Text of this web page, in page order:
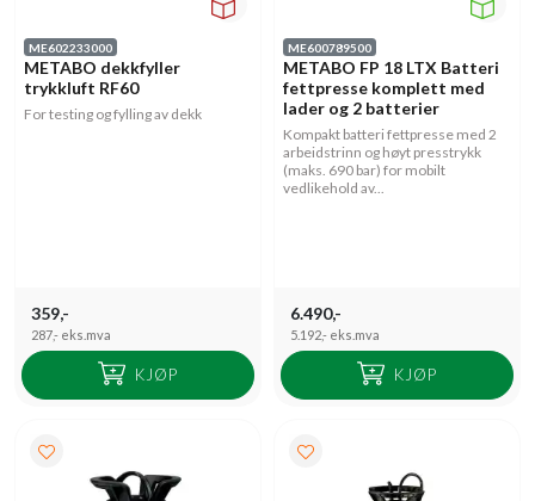
ME602233000
METABO dekkfyller
trykkluft RF60
For testing og fylling av dekk
359,-
287,- eks.mva
KJØP
ME600789500
METABO FP 18 LTX Batteri
fettpresse komplett med
lader og 2 batterier
Kompakt batteri fettpresse med 2
arbeidstrinn og høyt presstrykk
(maks. 690 bar) for mobilt
vedlikehold av...
6.490,-
5.192,- eks.mva
KJØP